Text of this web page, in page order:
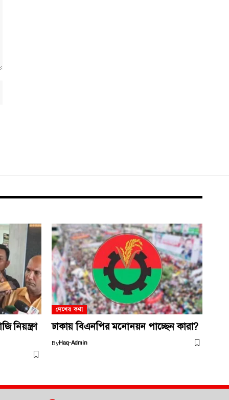
নিয়ন্ত্রণ
দেশের কথা
ঢাকায় বিএনপির মনোনয়ন পাচ্ছেন কারা?
ByHaq-Admin